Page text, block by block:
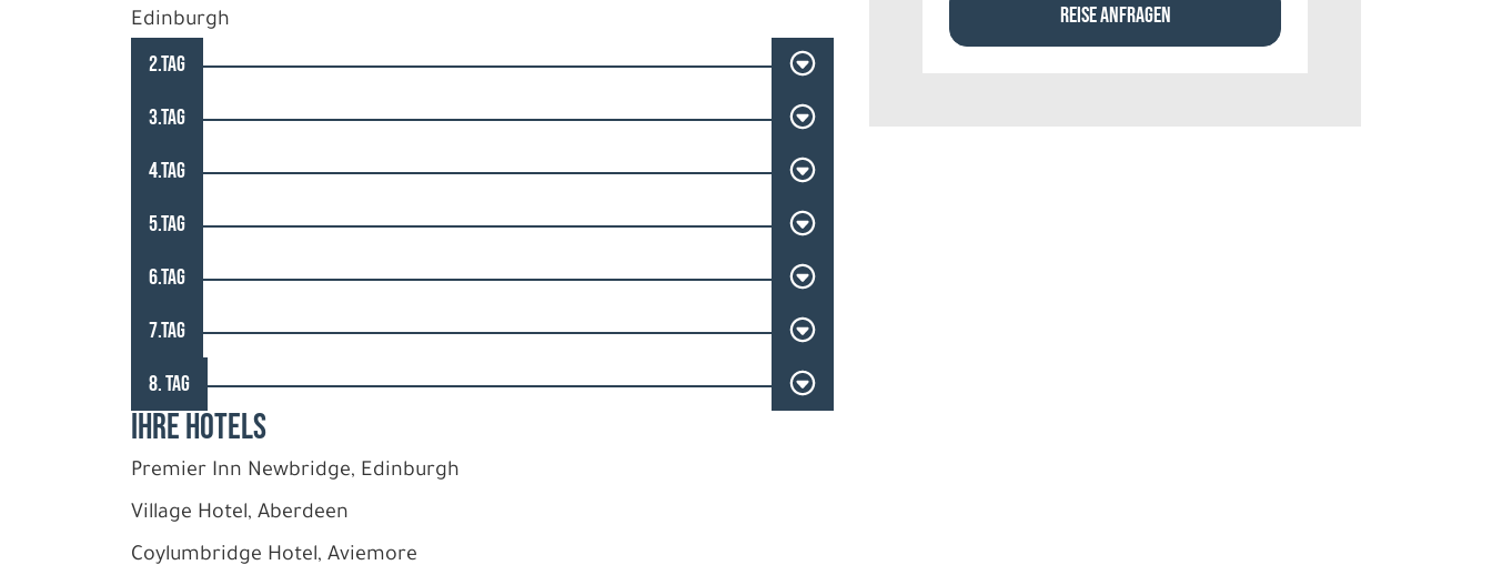
Edinburgh
2.TAG
3.TAG
4.TAG
5.TAG
6.TAG
7.TAG
8. TAG
IHRE HOTELS
Premier Inn Newbridge, Edinburgh
Village Hotel, Aberdeen
Coylumbridge Hotel, Aviemore
REISE ANFRAGEN